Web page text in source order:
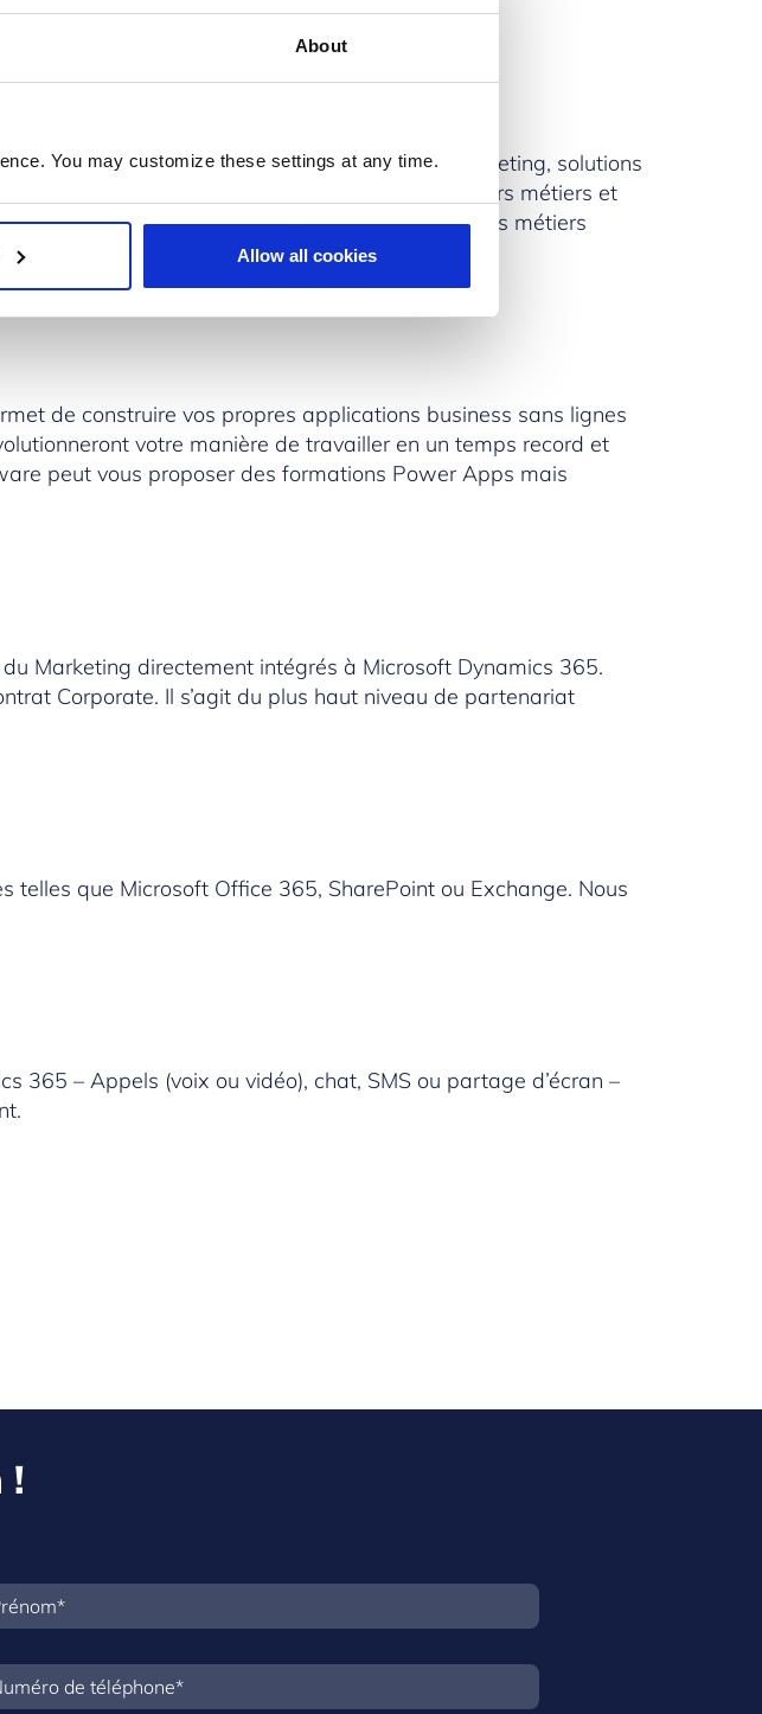
About
You may customize these settings at any time.
Allow all cookies
d’entreprise (ERP, CRM, BI, ventes, marketing, solutions
groupes dans la transformation digitale de leurs métiers et
Microsoft, nous pouvons vous proposer des offres métiers
de construire vos propres applications business sans lignes
votre manière de travailler en un temps record et
peut vous proposer des formations Power Apps mais
Marketing directement intégrés à Microsoft Dynamics 365.
Corporate. Il s’agit du plus haut niveau de partenariat
telles que Microsoft Office 365, SharePoint ou Exchange. Nous
365 – Appels (voix ou vidéo), chat, SMS ou partage d’écran –
!